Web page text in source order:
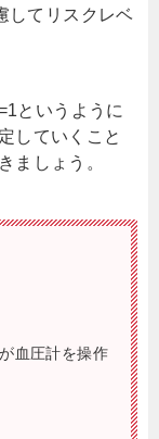
してリスクレベ
というように
していくこと
ましょう。
血圧計を操作